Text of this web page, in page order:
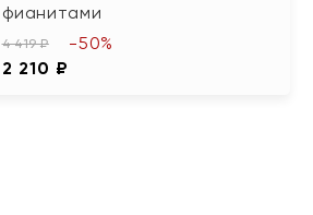
фианитами
4 419 ₽
2 210 ₽
-50%